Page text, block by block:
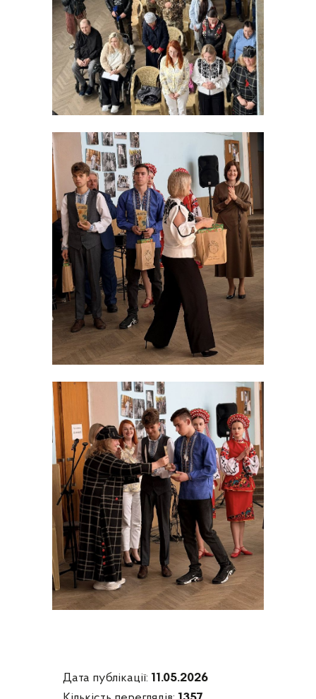
Дата публікації: 11.05.2026